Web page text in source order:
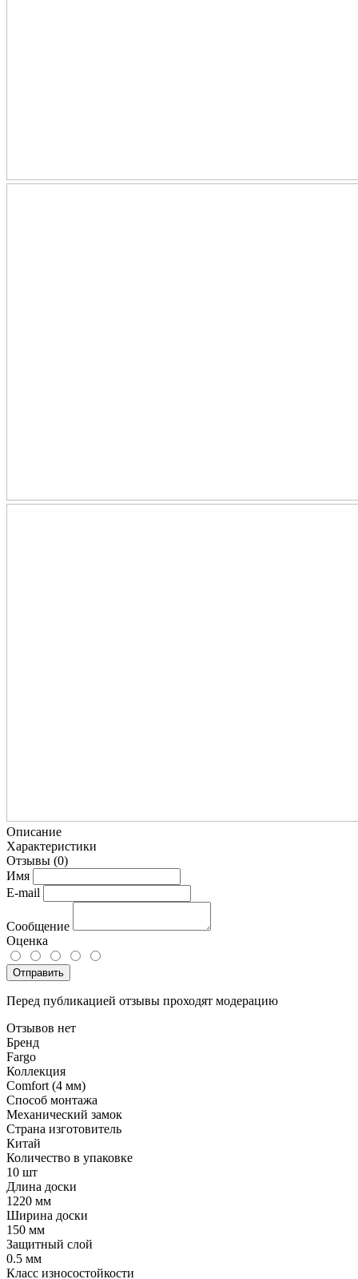
Описание
Характеристики
Отзывы (0)
Имя
E-mail
Сообщение
Оценка
Отправить
Перед публикацией отзывы проходят модерацию
Отзывов нет
Бренд
Fargo
Коллекция
Comfort (4 мм)
Способ монтажа
Механический замок
Страна изготовитель
Китай
Количество в упаковке
10 шт
Длина доски
1220 мм
Ширина доски
150 мм
Защитный слой
0.5 мм
Класс износостойкости